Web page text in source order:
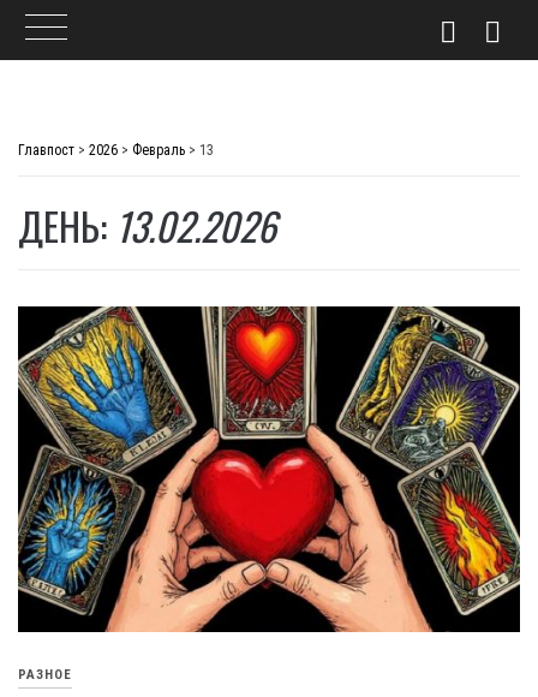
Главпост > 2026 > Февраль > 13
ДЕНЬ: 13.02.2026
РАЗНОЕ